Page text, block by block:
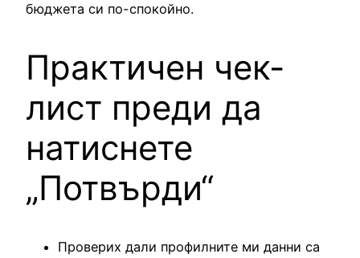
бюджета си по-спокойно.
Практичен чек-
лист преди да
натиснете
„Потвърди“
Проверих дали профилните ми данни са